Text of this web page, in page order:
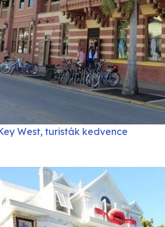
West, turisták kedvence